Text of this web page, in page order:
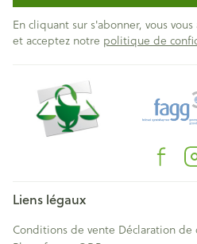
En cliquant sur s'abonner, vous
et acceptez notre politique de
Liens légaux
Conditions de vente Déclaration